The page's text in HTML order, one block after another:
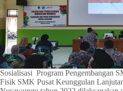
Sosialisasi Program Pengembangan
Fisik SMK Pusat Keunggulan